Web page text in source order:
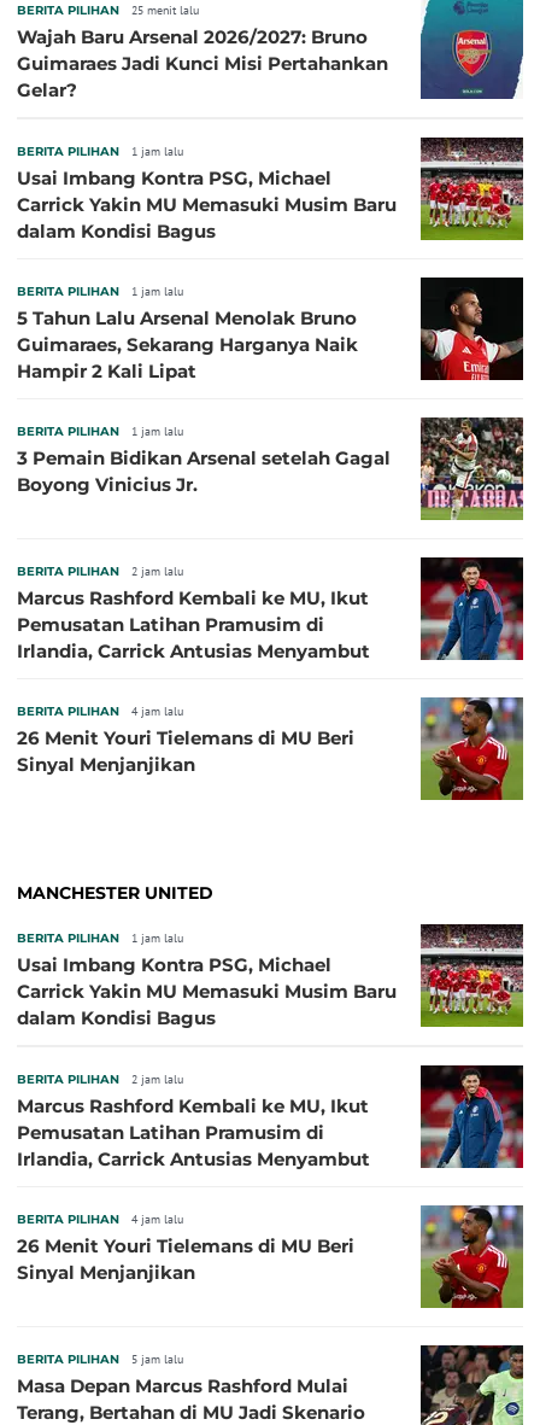
BERITA PILIHAN 25 menit lalu
Wajah Baru Arsenal 2026/2027: Bruno
Guimaraes Jadi Kunci Misi Pertahankan
Gelar?
BERITA PILIHAN 1 jam lalu
Usai Imbang Kontra PSG, Michael
Carrick Yakin MU Memasuki Musim Baru
dalam Kondisi Bagus
BERITA PILIHAN 1 jam lalu
5 Tahun Lalu Arsenal Menolak Bruno
Guimaraes, Sekarang Harganya Naik
Hampir 2 Kali Lipat
BERITA PILIHAN 1 jam lalu
3 Pemain Bidikan Arsenal setelah Gagal
Boyong Vinicius Jr.
BERITA PILIHAN 2 jam lalu
Marcus Rashford Kembali ke MU, Ikut
Pemusatan Latihan Pramusim di
Irlandia, Carrick Antusias Menyambut
BERITA PILIHAN 4 jam lalu
26 Menit Youri Tielemans di MU Beri
Sinyal Menjanjikan
MANCHESTER UNITED
BERITA PILIHAN 1 jam lalu
Usai Imbang Kontra PSG, Michael
Carrick Yakin MU Memasuki Musim Baru
dalam Kondisi Bagus
BERITA PILIHAN 2 jam lalu
Marcus Rashford Kembali ke MU, Ikut
Pemusatan Latihan Pramusim di
Irlandia, Carrick Antusias Menyambut
BERITA PILIHAN 4 jam lalu
26 Menit Youri Tielemans di MU Beri
Sinyal Menjanjikan
BERITA PILIHAN 5 jam lalu
Masa Depan Marcus Rashford Mulai
Terang, Bertahan di MU Jadi Skenario